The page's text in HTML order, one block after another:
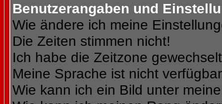
Benutzerangaben und
Wie ändere ich meine
Die Zeiten stimmen nicht!
Ich habe die Zeitzone
Meine Sprache ist nicht
Wie kann ich ein Bild unter